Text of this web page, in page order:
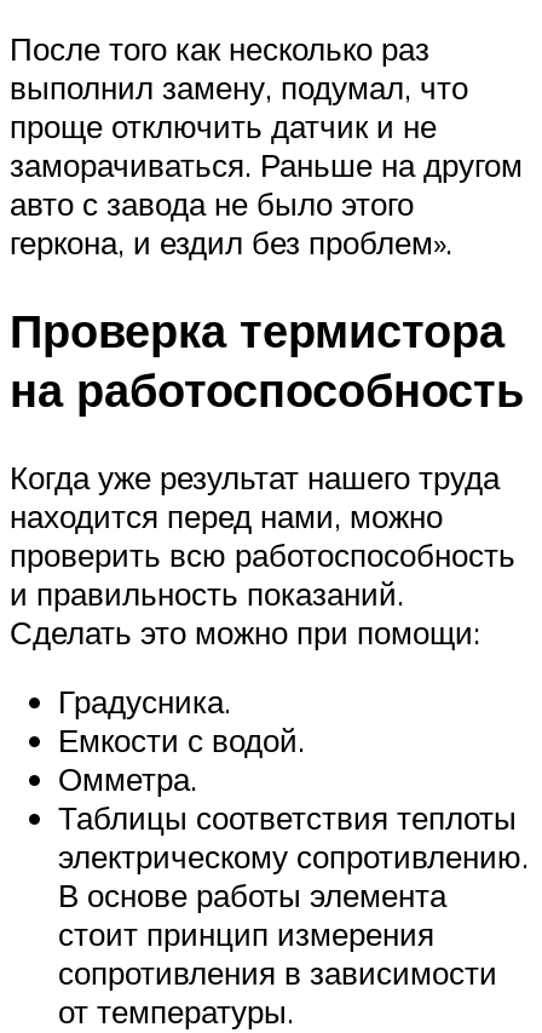
После того как несколько раз
выполнил замену, подумал, что
проще отключить датчик и не
заморачиваться. Раньше на другом
авто с завода не было этого
геркона, и ездил без проблем».
Проверка термистора
на работоспособность
Когда уже результат нашего труда
находится перед нами, можно
проверить всю работоспособность
и правильность показаний.
Сделать это можно при помощи:
Градусника.
Емкости с водой.
Омметра.
Таблицы соответствия теплоты
электрическому сопротивлению.
В основе работы элемента
стоит принцип измерения
сопротивления в зависимости
от температуры.